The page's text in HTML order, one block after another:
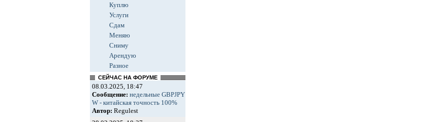
Куплю
Услуги
Сдам
Меняю
Сниму
Арендую
Разное
СЕЙЧАС НА ФОРУМЕ
08.03.2025, 18:47
Сообщение: недельные GBPJPY
W - китайская точность 100%
Автор: Regulest